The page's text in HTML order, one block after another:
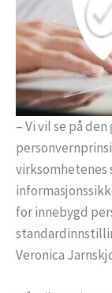
– Vi vil se på
virksomhetenes
for innebygd
Veronica